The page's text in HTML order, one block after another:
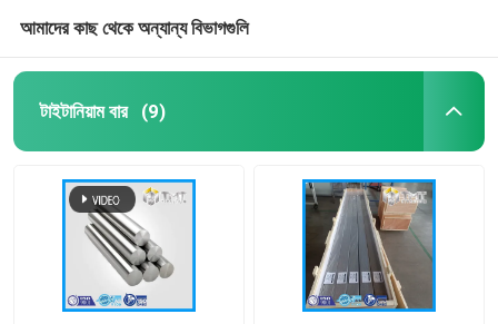
টাইটানিয়াম টিউব/পাইপ
টাইটানিয়াম সরঞ্জাম
টাইটানিয়াম ইনগট
আমাদের কাছ থেকে অন্যান্য বিভাগগুলি
টাইটানিয়াম বার (9)